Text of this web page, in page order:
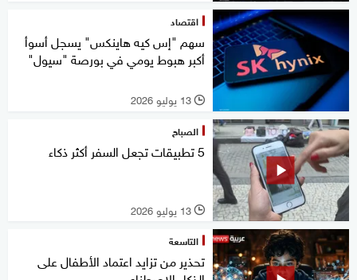
اقتصاد
سهم "إس كيه هاينكس" يسجل أسوأ
أكبر هبوط يومي في بورصة "سيول"
l 13 يوليو 2026
الصباح
5 تطبيقات تجعل السفر أكثر ذكاء
l 13 يوليو 2026
التاسعة
تحذير من تزايد اعتماد الأطفال على